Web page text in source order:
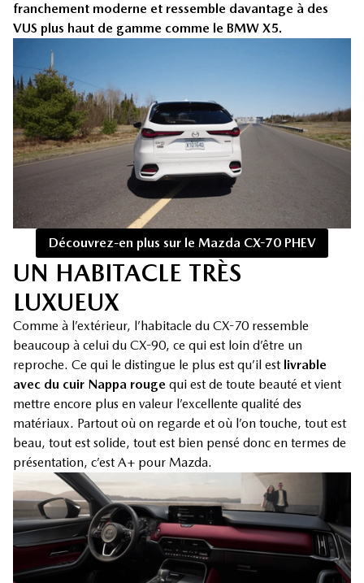
franchement moderne et ressemble davantage à des
VUS plus haut de gamme comme le BMW X5.
Découvrez-en plus sur le Mazda CX-70 PHEV
UN HABITACLE TRÈS
LUXUEUX
Comme à l’extérieur, l’habitacle du CX-70 ressemble
beaucoup à celui du CX-90, ce qui est loin d’être un
reproche. Ce qui le distingue le plus est qu’il est livrable
avec du cuir Nappa rouge qui est de toute beauté et vient
mettre encore plus en valeur l’excellente qualité des
matériaux. Partout où on regarde et où l’on touche, tout est
beau, tout est solide, tout est bien pensé donc en termes de
présentation, c’est A+ pour Mazda.